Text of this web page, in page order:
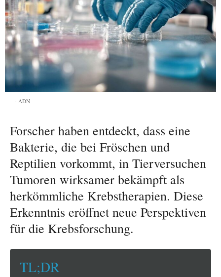
ADN
Forscher haben entdeckt, dass eine
Bakterie, die bei Fröschen und
Reptilien vorkommt, in Tierversuchen
Tumoren wirksamer bekämpft als
herkömmliche Krebstherapien. Diese
Erkenntnis eröffnet neue Perspektiven
für die Krebsforschung.
TL;DR